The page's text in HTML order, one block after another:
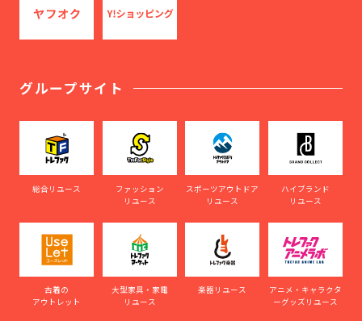
グループサイト
総合リユース
ファッション
リユース
スポーツアウトドア
リユース
ハイブランド
リユース
古着の
アウトレット
大型家具・家電
リユース
楽器リユース
アニメ・キャラクタ
ーグッズリユース